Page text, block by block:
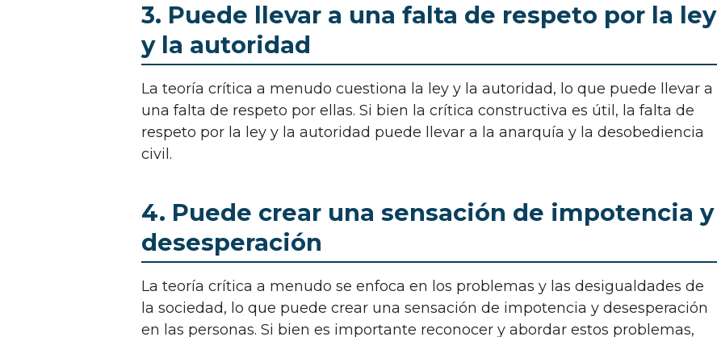
3. Puede llevar a una falta de respeto por la ley
y la autoridad
La teoría crítica a menudo cuestiona la ley y la autoridad, lo que puede llevar a
una falta de respeto por ellas. Si bien la crítica constructiva es útil, la falta de
respeto por la ley y la autoridad puede llevar a la anarquía y la desobediencia
civil.
4. Puede crear una sensación de impotencia y
desesperación
La teoría crítica a menudo se enfoca en los problemas y las desigualdades de
la sociedad, lo que puede crear una sensación de impotencia y desesperación
en las personas. Si bien es importante reconocer y abordar estos problemas,